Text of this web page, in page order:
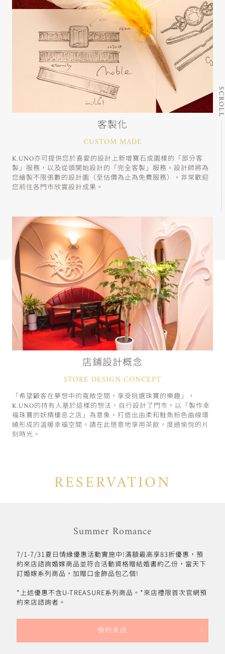
客製化
CUSTOM MADE
K.UNO亦可提供您於喜愛的設計上新增寶石或圖樣的「部分客
製」服務，以及從頭開始設計的「完全客製」服務。設計師將為
您繪製不限張數的設計圖（至估價為止為免費服務）。非常歡迎
您前往各門市欣賞設計成果。
店鋪設計概念
STORE DESIGN CONCEPT
「希望顧客在夢想中的寬敞空間，享受挑選珠寶的樂趣」，
K.UNO的持有人基於這樣的想法，自行設計了門市。以「製作幸
福珠寶的妖精棲息之店」為意象，打造出由柔和鮭魚粉色曲線環
繞形成的溫暖幸福空間。請在此愜意地享用茶飲，度過愉悅的片
刻時光。
RESERVATION
Summer Romance
7/1-7/31夏日情緣優惠活動實施中!滿額最高享83折優惠，預
約來店諮詢婚嫁商品並符合活動資格贈結婚書約乙份，當天下
訂婚嫁系列商品，加贈口金飾品包乙個!
*上述優惠不含U-TREASURE系列商品。*來店禮限首次官網預
約來店諮詢者。
預約來店